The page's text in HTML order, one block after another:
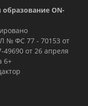
ON-
№ ФС 77 - 70153 от
от 26 апреля
6+